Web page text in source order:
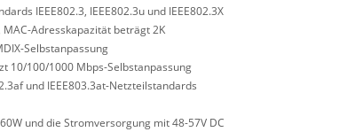
IEEE802.3, IEEE802.3u und IEEE802.3X
Adresskapazität beträgt 2K
Selbstanpassung
10/100/1000 Mbps-Selbstanpassung
und IEEE803.3at-Netzteilstandards
und die Stromversorgung mit 48-57V DC